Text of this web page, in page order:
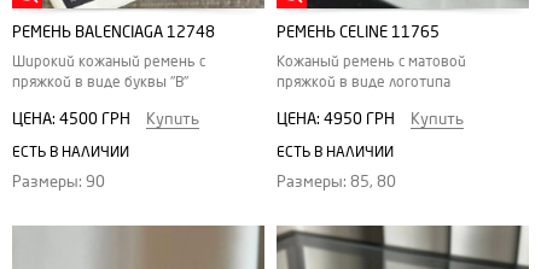
РЕМЕНЬ BALENCIAGA 12748
Широкий кожаный ремень с
пряжкой в виде буквы "В"
ЦЕНА: 4500 ГРН Купить
ЕСТЬ В НАЛИЧИИ
Размеры: 90
РЕМЕНЬ CELINE 11765
Кожаный ремень с матовой
пряжкой в виде логотипа
ЦЕНА: 4950 ГРН Купить
ЕСТЬ В НАЛИЧИИ
Размеры: 85, 80